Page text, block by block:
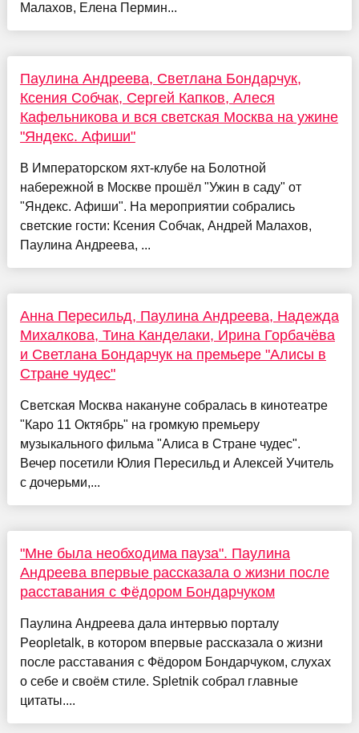
Малахов, Елена Пермин...
Паулина Андреева, Светлана Бондарчук,
Ксения Собчак, Сергей Капков, Алеся
Кафельникова и вся светская Москва на ужине
"Яндекс. Афиши"
В Императорском яхт-клубе на Болотной
набережной в Москве прошёл "Ужин в саду" от
"Яндекс. Афиши". На мероприятии собрались
светские гости: Ксения Собчак, Андрей Малахов,
Паулина Андреева, ...
Анна Пересильд, Паулина Андреева, Надежда
Михалкова, Тина Канделаки, Ирина Горбачёва
и Светлана Бондарчук на премьере "Алисы в
Стране чудес"
Светская Москва накануне собралась в кинотеатре
"Каро 11 Октябрь" на громкую премьеру
музыкального фильма "Алиса в Стране чудес".
Вечер посетили Юлия Пересильд и Алексей Учитель
с дочерьми,...
"Мне была необходима пауза". Паулина
Андреева впервые рассказала о жизни после
расставания с Фёдором Бондарчуком
Паулина Андреева дала интервью порталу
Peopletalk, в котором впервые рассказала о жизни
после расставания с Фёдором Бондарчуком, слухах
о себе и своём стиле. Spletnik собрал главные
цитаты....